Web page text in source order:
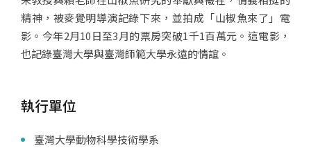
精神，被麥覺明導演記錄下來，並拍成「山椒魚來了」電
影。今年2月10日至3月的票房突破1千1百萬元。這電影，
也記錄臺灣大學與臺灣師範大學永遠的情誼。
執行單位
臺灣大學動物科學技術學系